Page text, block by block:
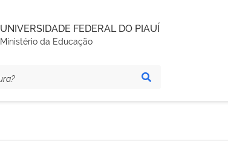
UNIVERSIDADE FEDERAL DO PIAUÍ
Ministério da Educação